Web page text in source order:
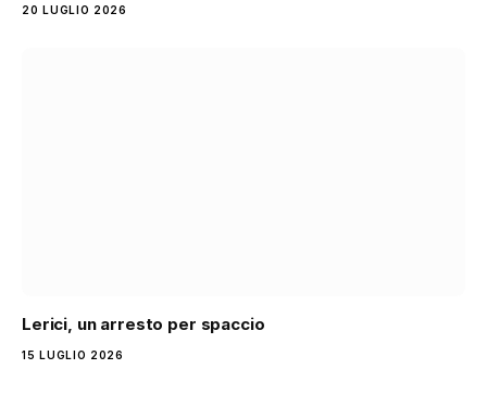
20 LUGLIO 2026
Lerici, un arresto per spaccio
15 LUGLIO 2026